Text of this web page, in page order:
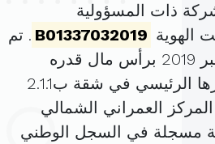
ذات المسؤولية
الهوية B01337032019 . تم
، ويقع مقرها الرئيسي في شقة ب2.1.1
العمراني الشمالي
مسجلة في السجل الوطني